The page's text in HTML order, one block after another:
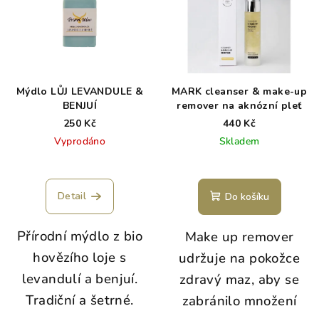
Mýdlo LŮJ LEVANDULE &
BENJUÍ
250 Kč
Vyprodáno
Detail
Přírodní mýdlo z bio
hovězího loje s
levandulí a benjuí.
Tradiční a šetrné.
MARK cleanser & make-up
remover na aknózní pleť
440 Kč
Skladem
Do košíku
Make up remover
udržuje na pokožce
zdravý maz, aby se
zabránilo množení